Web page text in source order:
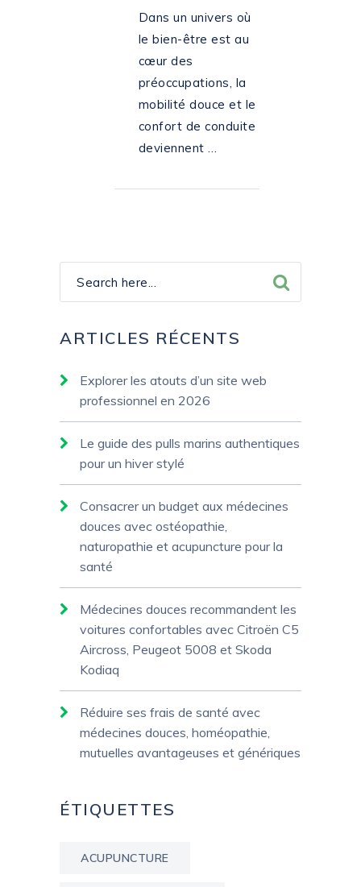
Dans un univers où
le bien-être est au
cœur des
préoccupations, la
mobilité douce et le
confort de conduite
deviennent …
ARTICLES RÉCENTS
Explorer les atouts d’un site web
professionnel en 2026
Le guide des pulls marins authentiques
pour un hiver stylé
Consacrer un budget aux médecines
douces avec ostéopathie,
naturopathie et acupuncture pour la
santé
Médecines douces recommandent les
voitures confortables avec Citroën C5
Aircross, Peugeot 5008 et Skoda
Kodiaq
Réduire ses frais de santé avec
médecines douces, homéopathie,
mutuelles avantageuses et génériques
ÉTIQUETTES
ACUPUNCTURE